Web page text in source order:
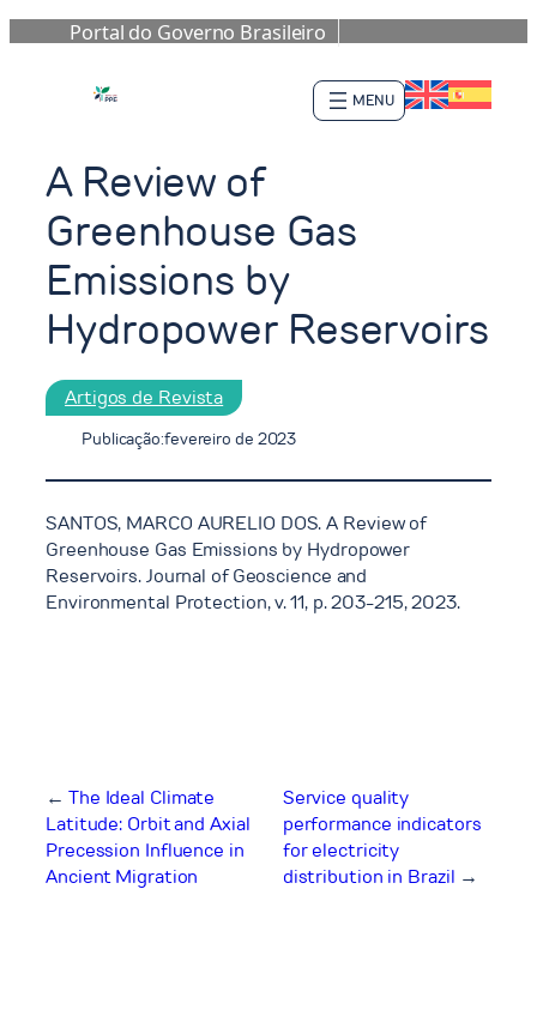
Portal do Governo Brasileiro
para
o
A Review of
Greenhouse Gas
Emissions by
Hydropower Reservoirs
Artigos de Revista
Publicação:fevereiro de 2023
SANTOS, MARCO AURELIO DOS. A Review of
Greenhouse Gas Emissions by Hydropower
Reservoirs. Journal of Geoscience and
Environmental Protection, v. 11, p. 203-215, 2023.
← The Ideal Climate
Latitude: Orbit and Axial
Precession Influence in
Ancient Migration
Service quality
performance indicators
for electricity
distribution in Brazil →